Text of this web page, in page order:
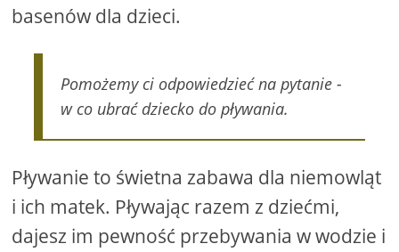
basenów dla dzieci.
Pomożemy ci odpowiedzieć na pytanie -
w co ubrać dziecko do pływania.
Pływanie to świetna zabawa dla niemowląt
i ich matek. Pływając razem z dziećmi,
dajesz im pewność przebywania w wodzie i